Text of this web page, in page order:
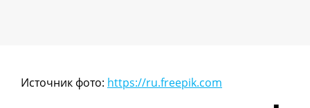
Источник фото: https://ru.freepik.com